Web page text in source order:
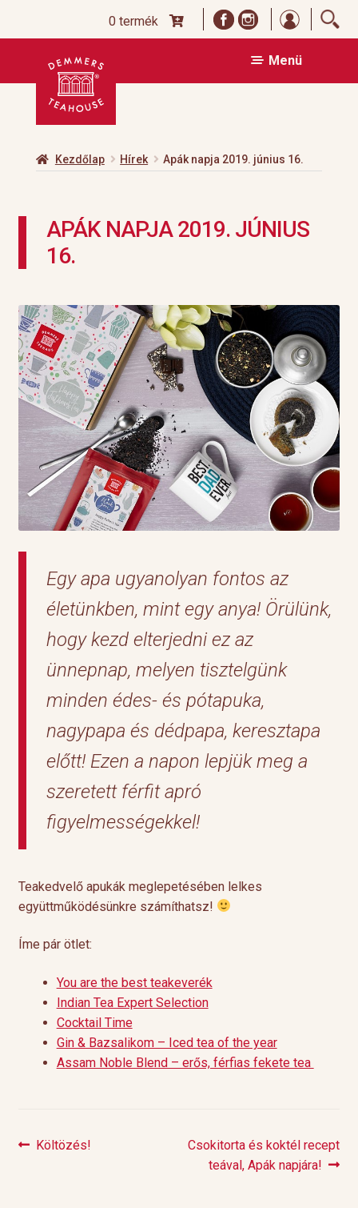
0 termék
Ugrás
navigációhoz
Kilépés
tartalomba
Menü
Kezdőlap Hírek Apák napja 2019. június 16.
APÁK NAPJA 2019. JÚNIUS
16.
Egy apa ugyanolyan fontos az
életünkben, mint egy anya! Örülünk,
hogy kezd elterjedni ez az
ünnepnap, melyen tisztelgünk
minden édes- és pótapuka,
nagypapa és dédpapa, keresztapa
előtt! Ezen a napon lepjük meg a
szeretett férfit apró
figyelmességekkel!
Teakedvelő apukák meglepetésében lelkes
együttműködésünkre számíthatsz!
Íme pár ötlet:
You are the best teakeverék
Indian Tea Expert Selection
Cocktail Time
Gin & Bazsalikom – Iced tea of the year
Assam Noble Blend – erős, férfias fekete tea
Bejegyzés
Previous
Költözés!
Next
post:
Csokitorta és koktél recept
teával, Apák napjára!